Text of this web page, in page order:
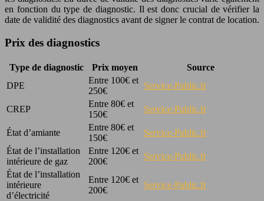
en fonction du type de diagnostic. Il est donc crucial de vérifier la
date de validité des diagnostics avant de signer le contrat de location.
Prix des diagnostics
Type de diagnostic Prix moyen
Source
DPE
Entre 100€ et
250€
Service-Public.fr
CREP
Entre 80€ et
150€
Service-Public.fr
État d’amiante
Entre 80€ et
150€
Service-Public.fr
État de l’installation
intérieure de gaz
Entre 120€ et
200€
Service-Public.fr
État de l’installation
intérieure
d’électricité
Entre 120€ et
200€
Service-Public.fr